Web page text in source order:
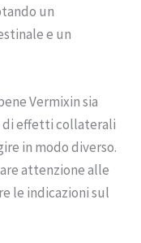
un
e un
Vermixin sia
di effetti collaterali
in modo diverso.
attenzione alle
le indicazioni sul